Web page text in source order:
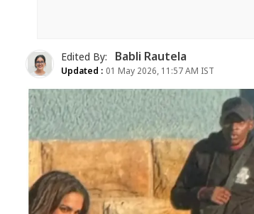
Edited By: Babli Rautela
Updated : 01 May 2026, 11:57 AM IST